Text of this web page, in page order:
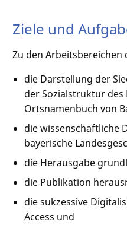
Ziele und
Zu den Arbeitsbereichen
die Darstellung der
der Sozialstruktur des
Ortsnamenbuch von
die wissenschaftliche
bayerische
die Herausgabe
die Publikation
die sukzessive
Access und